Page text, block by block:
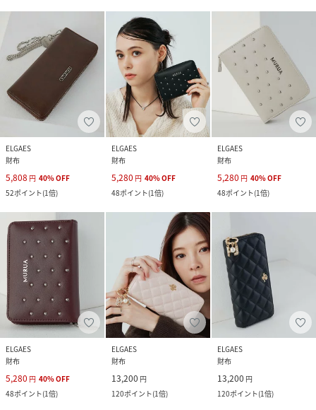
ELGAES
財布
5,808 円 40%OFF
52ポイント(1倍)
ELGAES
財布
5,280 円 40%OFF
48ポイント(1倍)
ELGAES
財布
5,280 円 40%OFF
48ポイント(1倍)
ELGAES
財布
5,280 円 40%OFF
48ポイント(1倍)
ELGAES
財布
13,200 円
120ポイント(1倍)
ELGAES
財布
13,200 円
120ポイント(1倍)